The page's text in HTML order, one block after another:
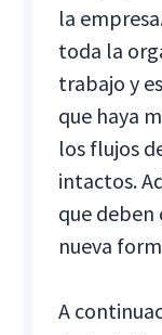
la
toda la
trabajo y
que haya
los flujos
intactos.
que deben
nueva
A